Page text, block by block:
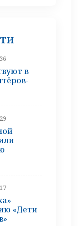
в
«Дети